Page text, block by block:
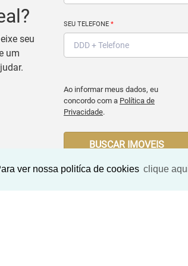
ver nossa politíca de cookies clique
seu
um
SEU TELEFONE *
Ao informar meus dados, eu
concordo com a Política de
Privacidade.
BUSCAR IMOVEIS